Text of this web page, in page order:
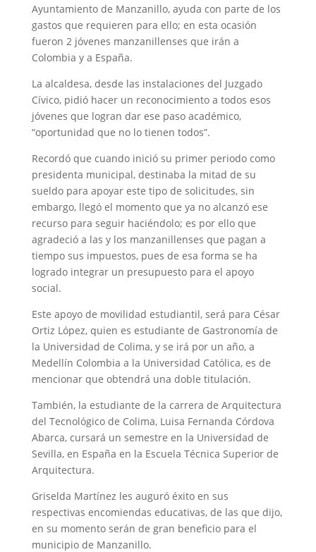
Ayuntamiento de Manzanillo, ayuda con parte de los
gastos que requieren para ello; en esta ocasión
fueron 2 jóvenes manzanillenses que irán a
Colombia y a España.
La alcaldesa, desde las instalaciones del Juzgado
Cívico, pidió hacer un reconocimiento a todos esos
jóvenes que logran dar ese paso académico,
“oportunidad que no lo tienen todos”.
Recordó que cuando inició su primer periodo como
presidenta municipal, destinaba la mitad de su
sueldo para apoyar este tipo de solicitudes, sin
embargo, llegó el momento que ya no alcanzó ese
recurso para seguir haciéndolo; es por ello que
agradeció a las y los manzanillenses que pagan a
tiempo sus impuestos, pues de esa forma se ha
logrado integrar un presupuesto para el apoyo
social.
Este apoyo de movilidad estudiantil, será para César
Ortiz López, quien es estudiante de Gastronomía de
la Universidad de Colima, y se irá por un año, a
Medellín Colombia a la Universidad Católica, es de
mencionar que obtendrá una doble titulación.
También, la estudiante de la carrera de Arquitectura
del Tecnológico de Colima, Luisa Fernanda Córdova
Abarca, cursará un semestre en la Universidad de
Sevilla, en España en la Escuela Técnica Superior de
Arquitectura.
Griselda Martínez les auguró éxito en sus
respectivas encomiendas educativas, de las que dijo,
en su momento serán de gran beneficio para el
municipio de Manzanillo.